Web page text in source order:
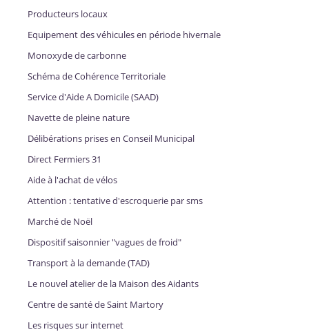
Producteurs locaux
Equipement des véhicules en période hivernale
Monoxyde de carbonne
Schéma de Cohérence Territoriale
Service d'Aide A Domicile (SAAD)
Navette de pleine nature
Délibérations prises en Conseil Municipal
Direct Fermiers 31
Aide à l'achat de vélos
Attention : tentative d'escroquerie par sms
Marché de Noël
Dispositif saisonnier "vagues de froid"
Transport à la demande (TAD)
Le nouvel atelier de la Maison des Aidants
Centre de santé de Saint Martory
Les risques sur internet